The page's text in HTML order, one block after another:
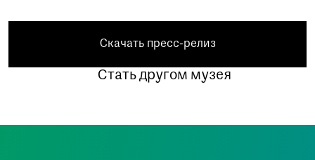
Скачать пресс-релиз
Стать другом музея